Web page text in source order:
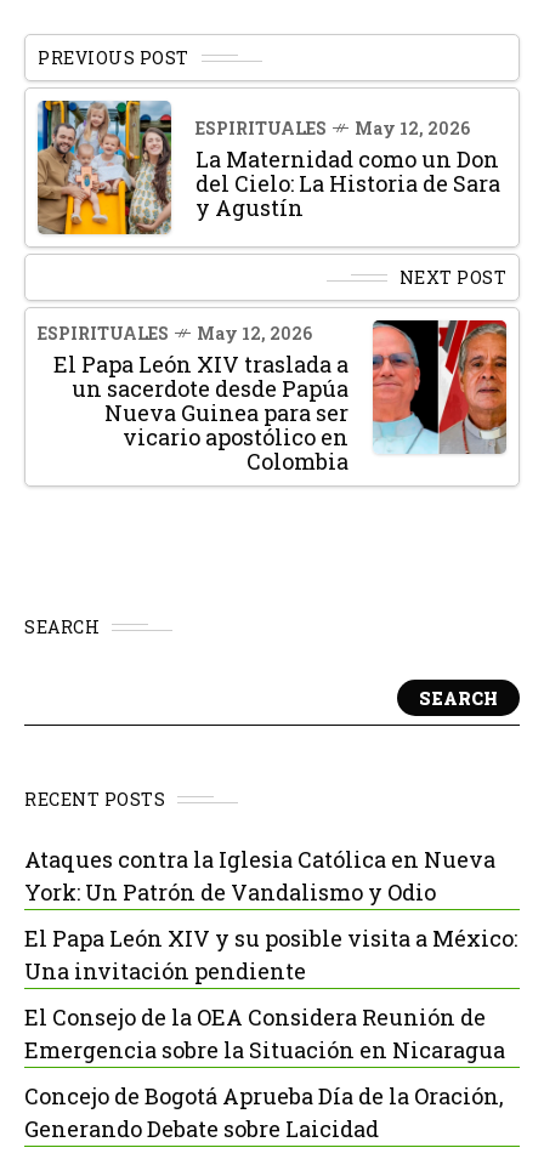
PREVIOUS POST
ESPIRITUALES May 12, 2026
La Maternidad como un Don
del Cielo: La Historia de Sara
y Agustín
NEXT POST
ESPIRITUALES May 12, 2026
El Papa León XIV traslada a
un sacerdote desde Papúa
Nueva Guinea para ser
vicario apostólico en
Colombia
SEARCH
SEARCH
RECENT POSTS
Ataques contra la Iglesia Católica en Nueva
York: Un Patrón de Vandalismo y Odio
El Papa León XIV y su posible visita a México:
Una invitación pendiente
El Consejo de la OEA Considera Reunión de
Emergencia sobre la Situación en Nicaragua
Concejo de Bogotá Aprueba Día de la Oración,
Generando Debate sobre Laicidad